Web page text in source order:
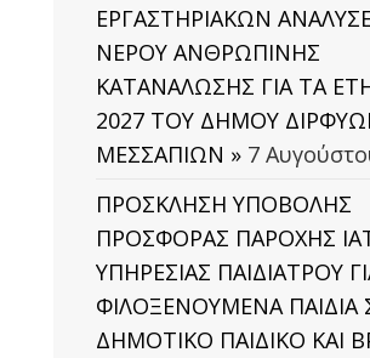
ΕΡΓΑΣΤΗΡΙΑΚΩΝ
ΝΕΡΟΥ ΑΝΘΡΩΠΙΝΗΣ
ΚΑΤΑΝΑΛΩΣΗΣ ΓΙΑ ΤΑ
2027 ΤΟΥ ΔΗΜΟΥ
ΜΕΣΣΑΠΙΩΝ » 7
ΠΡΟΣΚΛΗΣΗ ΥΠΟΒΟΛΗΣ
ΠΡΟΣΦΟΡΑΣ ΠΑΡΟΧΗΣ
ΥΠΗΡΕΣΙΑΣ ΠΑΙΔΙΑΤΡΟΥ
ΦΙΛΟΞΕΝΟΥΜΕΝΑ ΠΑΙΔΙΑ
ΔΗΜΟΤΙΚΟ ΠΑΙΔΙΚΟ ΚΑΙ